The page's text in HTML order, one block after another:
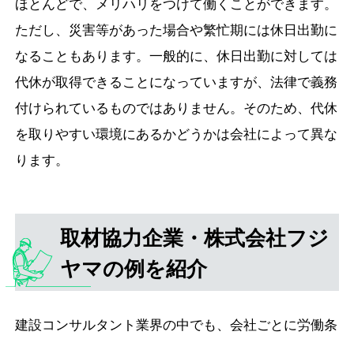
ただし、災害等があった場合や繁忙期には休日出勤に
なることもあります。一般的に、休日出勤に対しては
代休が取得できることになっていますが、法律で義務
付けられているものではありません。そのため、代休
を取りやすい環境にあるかどうかは会社によって異な
ります。
取材協力企業・株式会社フジ
ヤマの例を紹介
建設コンサルタント業界の中でも、会社ごとに労働条